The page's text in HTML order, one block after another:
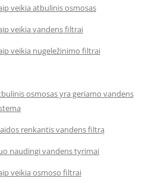
veikia atbulinis osmosas
veikia vandens filtrai
veikia nugeležinimo filtrai
osmosas yra geriamo vandens
renkantis vandens filtrą
naudingi vandens tyrimai
veikia osmoso filtrai